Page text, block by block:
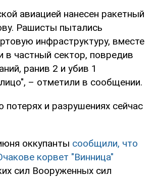
авиацией нанесен ракетный
Рашисты пытались
инфраструктуру, вместе
в частный сектор, повредив
ранив 2 и убив 1
– отметили в сообщении.
и разрушениях сейчас
оккупанты сообщили, что
корвет "Винница"
сил Вооруженных сил